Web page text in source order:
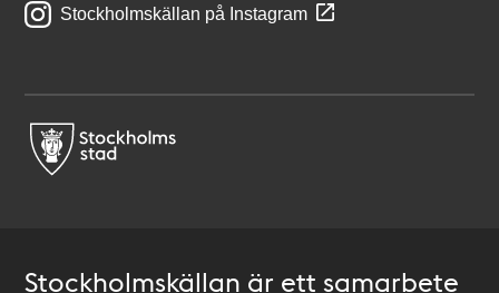
Stockholmskällan på Instagram
Stockholmskällan är ett samarbete